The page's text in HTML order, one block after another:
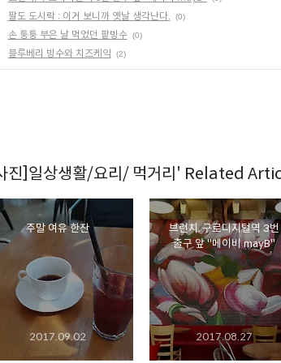
팔도 도시락 : 이거 보니까 옛날 생각난다. (0)
손 퉁퉁 부은 날 먹었던 팥빙수 (0)
블루베리 빙수와 치즈케익 (2)
진]일상생활/요리/ 먹거리' Related
주말 여유 한잔
2017.09.02
브런치, 구로디지털역 3번
출구 앞 "메이비 mayB"
2017.08.27